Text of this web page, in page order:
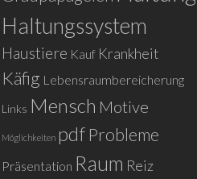
Haltungssystem
Haustiere Kauf Krankheit
Käfig Lebensraumbereicherung
Links Mensch Motive
Möglichkeiten pdf Probleme
Präsentation Raum Reiz